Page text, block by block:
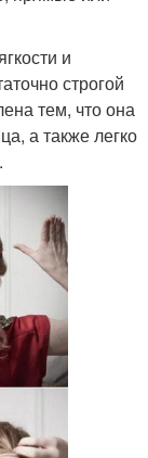
и
строгой
тем, что она
а также легко